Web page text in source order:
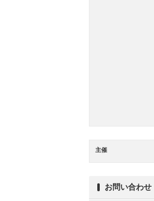
主催
お問い合わせ